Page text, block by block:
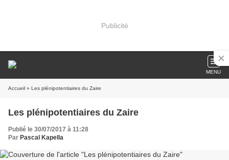
Publicité
MENU
Accueil » Les plénipotentiaires du Zaire
Les plénipotentiaires du Zaire
Publié le 30/07/2017 à 11:28
Par Pascal Kapella